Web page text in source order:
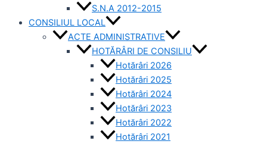
S.N.A 2012-2015
CONSILIUL LOCAL
ACTE ADMINISTRATIVE
HOTĂRÂRI DE CONSILIU
Hotărâri 2026
Hotărâri 2025
Hotărâri 2024
Hotărâri 2023
Hotărâri 2022
Hotărâri 2021